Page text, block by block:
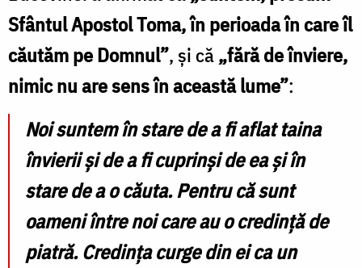
Sfântul Apostol Toma, în perioada în care îl
căutăm pe Domnul”, și că„fără de înviere,
nimic nu are sens în această lume”:
Noi suntem în stare de a fi aflat taina
învierii și de a fi cuprinși de ea și în
stare de a o căuta. Pentru că sunt
oameni între noi care au o credință de
piatră. Credința curge din ei ca un